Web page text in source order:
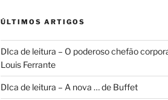
ÚLTIMOS ARTIGOS
DIca de leitura – O poderoso chefão
Louis Ferrante
DIca de leitura – A nova … de Buffet